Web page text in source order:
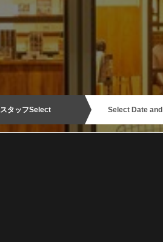
スタッフSelect Select Date